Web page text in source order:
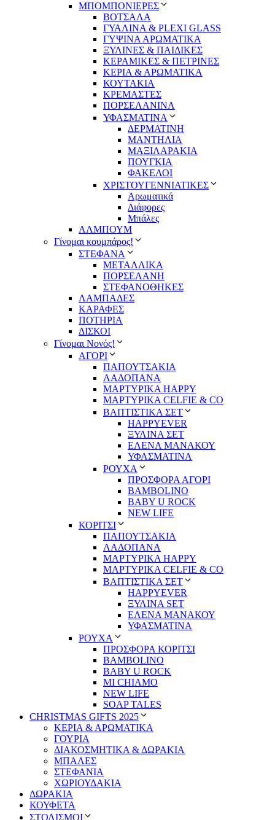
ΜΠΟΜΠΟΝΙΕΡΕΣ
ΒΟΤΣΑΛΑ
ΓΥΑΛΙΝΑ & PLEXI GLASS
ΓΥΨΙΝΑ ΑΡΩΜΑΤΙΚΑ
ΞΥΛΙΝΕΣ & ΠΑΙΔΙΚΕΣ
ΚΕΡΑΜΙΚΕΣ & ΠΕΤΡΙΝΕΣ
ΚΕΡΙΑ & ΑΡΩΜΑΤΙΚΑ
ΚΟΥΤΑΚΙΑ
ΚΡΕΜΑΣΤΕΣ
ΠΟΡΣΕΛΑΝΙΝΑ
ΥΦΑΣΜΑΤΙΝA
ΔΕΡΜΑΤΙΝΗ
ΜΑΝΤΗΛΙΑ
ΜΑΞΙΛΑΡΑΚΙΑ
ΠΟΥΓΚΙΑ
ΦΑΚΕΛΟΙ
ΧΡΙΣΤΟΥΓΕΝΝΙΑΤΙΚΕΣ
Αρωματικά
Διάφορες
Μπάλες
ΑΛΜΠΟΥΜ
Γίνομαι κουμπάρος!
ΣΤΕΦΑΝΑ
ΜΕΤΑΛΛΙΚΑ
ΠΟΡΣΕΛΑΝΗ
ΣΤΕΦΑΝΟΘΗΚΕΣ
ΛΑΜΠΑΔΕΣ
ΚΑΡΑΦΕΣ
ΠΟΤΗΡΙΑ
ΔΙΣΚΟΙ
Γίνομαι Νονός!
ΑΓΟΡΙ
ΠΑΠΟΥΤΣΑΚΙΑ
ΛΑΔΟΠΑΝΑ
ΜΑΡΤΥΡΙΚΑ HAPPY
ΜΑΡΤΥΡΙΚΑ CELFIE & CO
ΒΑΠΤΙΣΤΙΚΑ ΣΕΤ
HAPPYEVER
ΞΥΛΙΝΑ ΣΕΤ
ΕΛΕΝΑ ΜΑΝΑΚΟΥ
ΥΦΑΣΜΑΤΙΝΑ
ΡΟΥΧΑ
ΠΡΟΣΦΟΡΑ ΑΓΟΡΙ
BAMBOLINO
BABY U ROCK
NEW LIFE
ΚΟΡΙΤΣΙ
ΠΑΠΟΥΤΣΑΚΙΑ
ΛΑΔΟΠΑΝΑ
ΜΑΡΤΥΡΙΚΑ HAPPY
ΜΑΡΤΥΡΙΚΑ CELFIE & CO
ΒΑΠΤΙΣΤΙΚΑ ΣΕΤ
HAPPYEVER
ΞΥΛΙΝΑ SET
ΕΛΕΝΑ ΜΑΝΑΚΟΥ
ΥΦΑΣΜΑΤΙΝΑ
ΡΟΥΧΑ
ΠΡΟΣΦΟΡΑ ΚΟΡΙΤΣΙ
BAMBOLINO
BABY U ROCK
MI CHIAMO
NEW LIFE
SOAP TALES
CHRISTMAS GIFTS 2025
ΚΕΡΙΑ & ΑΡΩΜΑΤΙΚΑ
ΓΟΥΡΙΑ
ΔΙΑΚΟΣΜΗΤΙΚΑ & ΔΩΡΑΚΙΑ
ΜΠΑΛΕΣ
ΣΤΕΦΑΝΙΑ
ΧΩΡΙΟΥΔΑΚΙΑ
ΔΩΡΑΚΙΑ
ΚΟΥΦΕΤΑ
ΣΤΟΛΙΣΜΟΙ